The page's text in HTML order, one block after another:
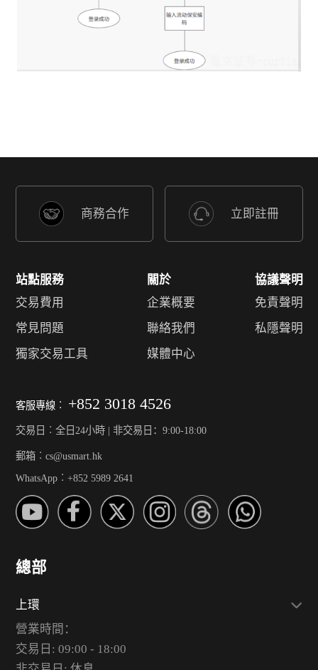
商務合作 立即註冊
站點服務
交易費用
常見問題
獨家交易工具
關於
企業概要
聯絡我們
媒體中心
協議聲明
免責聲明
私隱聲明
客服專線︰ +852 3018 4526
交易日︰全日24小時 | 非交易日：9:00-18:00
郵箱︰cs@usmart.hk
WhatsApp︰+852 5989 2641
總部
上環
營業時間：
交易日: 09:00 - 18:00